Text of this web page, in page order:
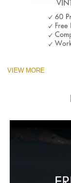
VIEW MORE